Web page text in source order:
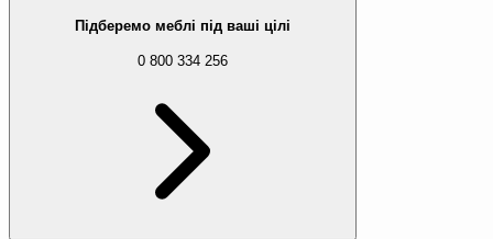
Підберемо меблі під ваші цілі
0 800 334 256